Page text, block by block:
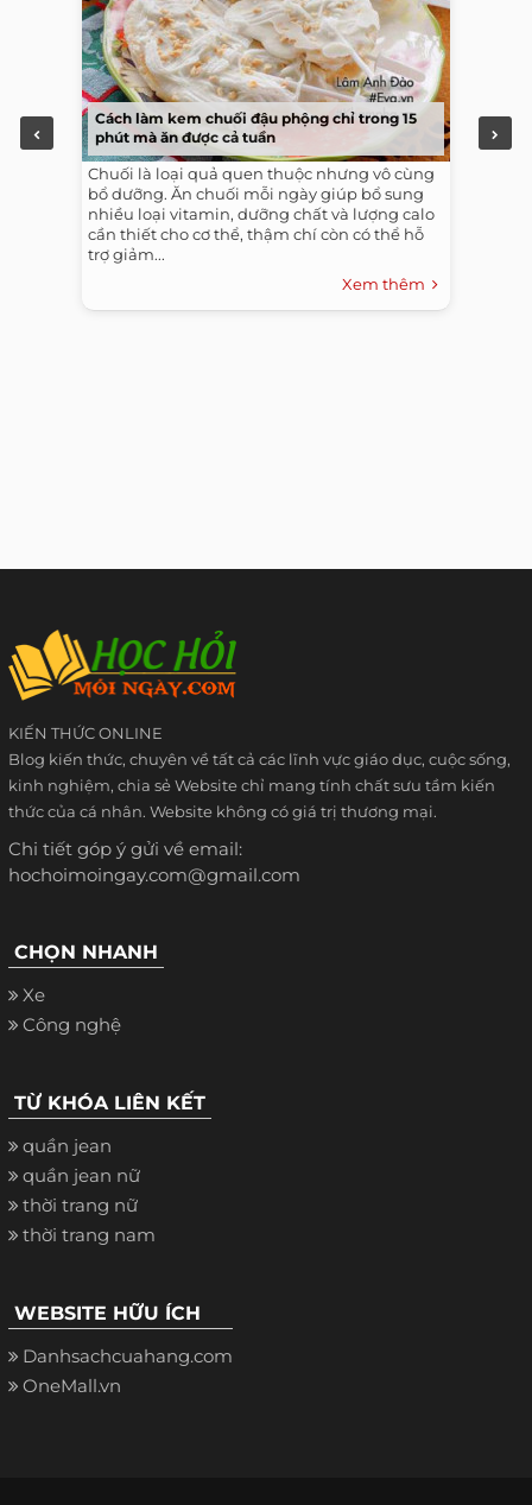
Cách làm kem chuối đậu phộng chỉ trong 15
phút mà ăn được cả tuần
Chuối là loại quả quen thuộc nhưng vô cùng
bổ dưỡng. Ăn chuối mỗi ngày giúp bổ sung
nhiều loại vitamin, dưỡng chất và lượng calo
cần thiết cho cơ thể, thậm chí còn có thể hỗ
trợ giảm...
Xem thêm
KIẾN THỨC ONLINE
Blog kiến thức, chuyên về tất cả các lĩnh vực giáo dục, cuộc sống,
kinh nghiệm, chia sẻ Website chỉ mang tính chất sưu tầm kiến
thức của cá nhân. Website không có giá trị thương mại.
Chi tiết góp ý gửi về email:
hochoimoingay.com@gmail.com
CHỌN NHANH
Xe
Công nghệ
TỪ KHÓA LIÊN KẾT
quần jean
quần jean nữ
thời trang nữ
thời trang nam
WEBSITE HỮU ÍCH
Danhsachcuahang.com
OneMall.vn